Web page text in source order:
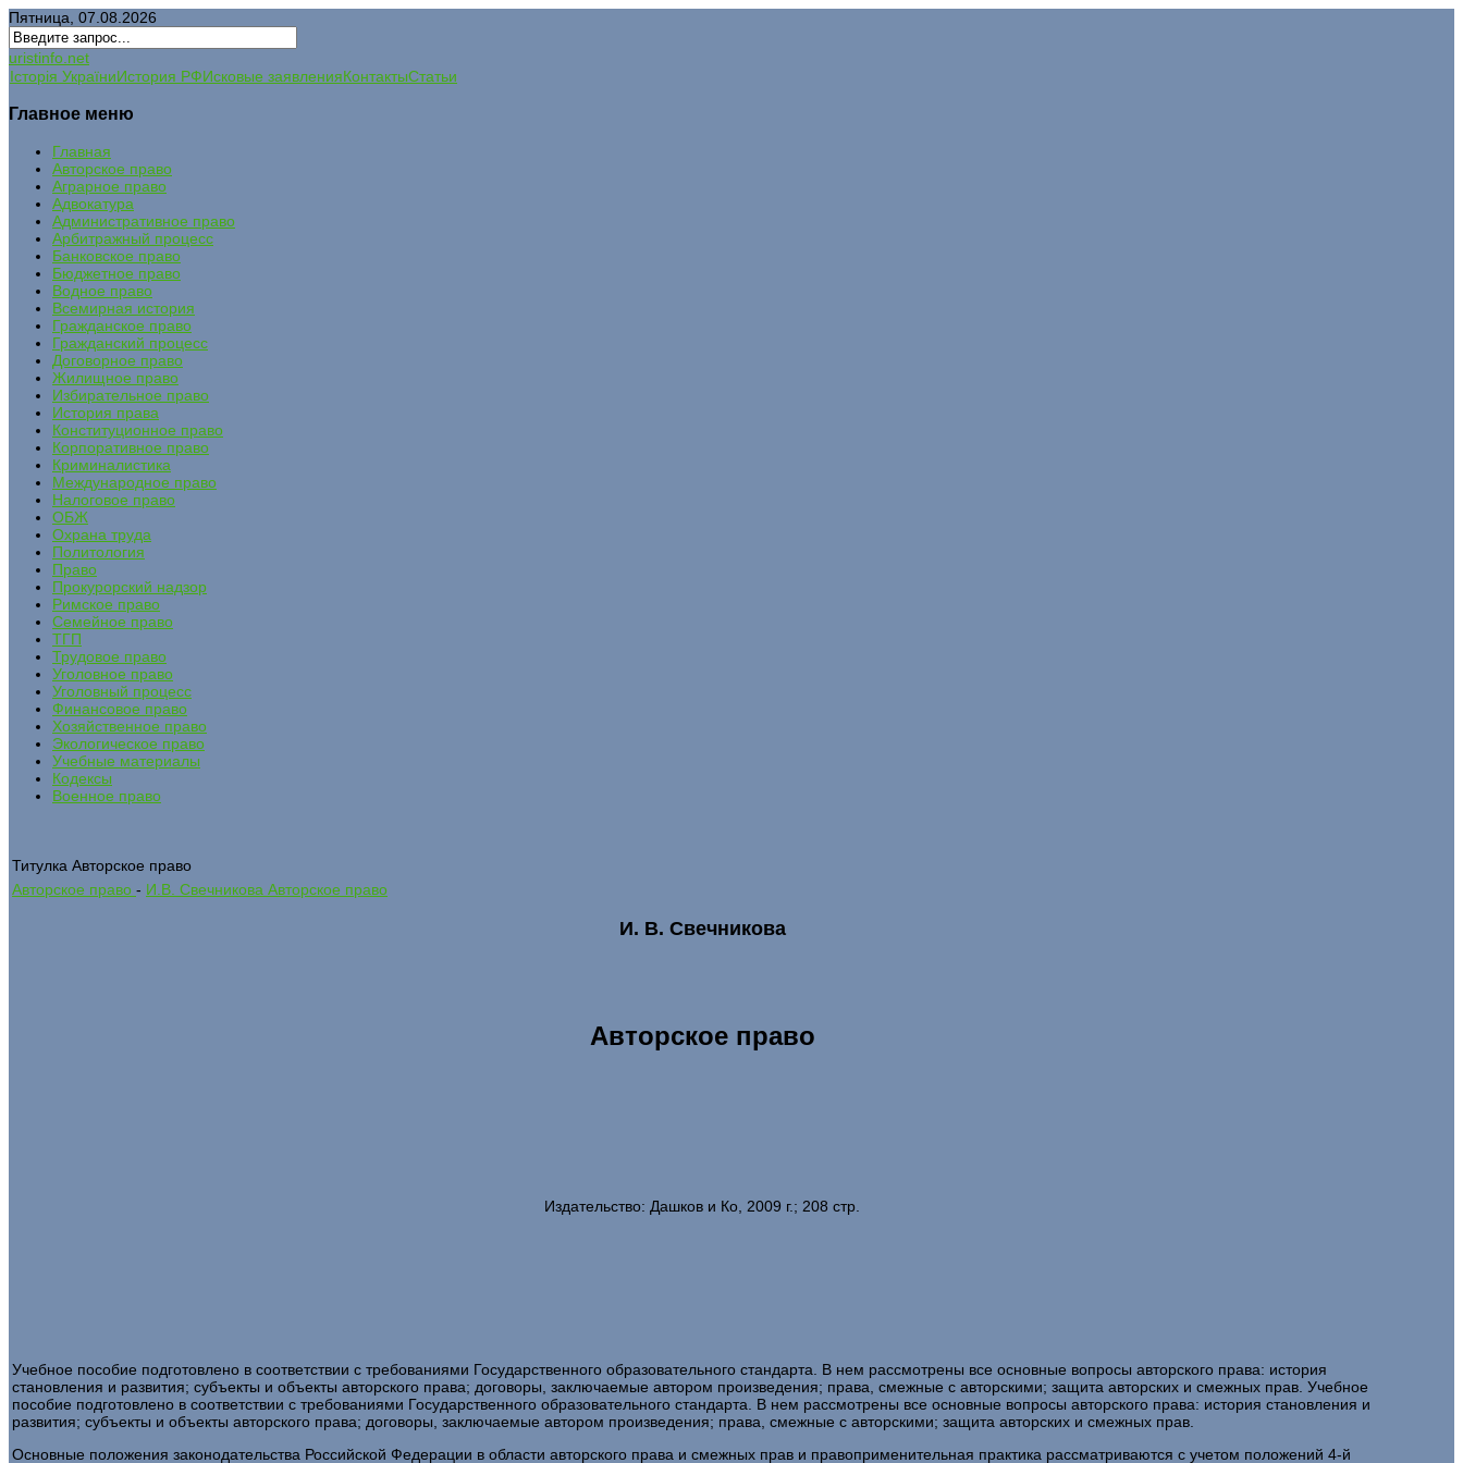
Пятница, 07.08.2026
uristinfo.net
Історія УкраїниИстория РФИсковые заявленияКонтактыСтатьи
Главное меню
Главная
Авторское право
Аграрное право
Адвокатура
Административное право
Арбитражный процесс
Банковское право
Бюджетное право
Водное право
Всемирная история
Гражданское право
Гражданский процесс
Договорное право
Жилищное право
Избирательное право
История права
Конституционное право
Корпоративное право
Криминалистика
Международное право
Налоговое право
ОБЖ
Охрана труда
Политология
Право
Прокурорский надзор
Римское право
Семейное право
ТГП
Трудовое право
Уголовное право
Уголовный процесс
Финансовое право
Хозяйственное право
Экологическое право
Учебные материалы
Кодексы
Военное право
Титулка Авторское право
Авторское право - И.В. Свечникова Авторское право
И. В. Свечникова
Авторское право
Издательство: Дашков и Ко, 2009 г.; 208 стр.
Учебное пособие подготовлено в соответствии с требованиями Государственного образовательного стандарта. В нем рассмотрены все основные вопросы авторского права: история
становления и развития; субъекты и объекты авторского права; договоры, заключаемые автором произведения; права, смежные с авторскими; защита авторских и смежных прав. Учебное
пособие подготовлено в соответствии с требованиями Государственного образовательного стандарта. В нем рассмотрены все основные вопросы авторского права: история становления и
развития; субъекты и объекты авторского права; договоры, заключаемые автором произведения; права, смежные с авторскими; защита авторских и смежных прав.
Основные положения законодательства Российской Федерации в области авторского права и смежных прав и правоприменительная практика рассматриваются с учетом положений 4-й